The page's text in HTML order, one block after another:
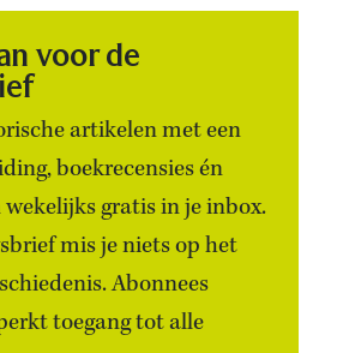
voor de
artikelen met een
boekrecensies én
gratis in je inbox.
mis je niets op het
Abonnees
toegang tot alle